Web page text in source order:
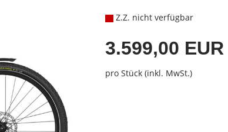
Z.Z. nicht verfügbar
3.599,00 EUR
pro Stück (inkl. MwSt.)